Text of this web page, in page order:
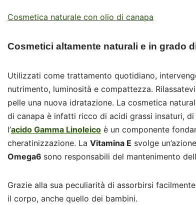
Cosmetica naturale con olio di canapa
Cosmetici altamente naturali e in grado
Utilizzati come trattamento quotidiano,
nutrimento, luminosità e compattezza.
pelle una nuova idratazione. La cosmetica
di canapa è infatti ricco di acidi grassi insaturi, di
l’acido Gamma Linoleico è un componente
cheratinizzazione. La Vitamina E svolge
Omega6 sono responsabili del mantenimento
Grazie alla sua peculiarità di assorbirsi
il corpo, anche quello dei bambini.